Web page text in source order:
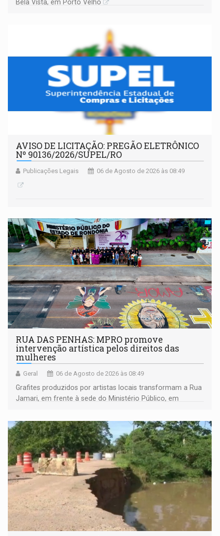
Bela Vista, em Porto Velho
AVISO DE LICITAÇÃO: PREGÃO ELETRÔNICO
Nº 90136/2026/SUPEL/RO
Publicações Legais 06 de Agosto de 2026 às 08:49
RUA DAS PENHAS: MPRO promove
intervenção artística pelos direitos das
mulheres
Geral 06 de Agosto de 2026 às 08:49
Grafites produzidos por artistas locais transformam a Rua
Jamari, em frente à sede do Ministério Público, em
da Penha e o enfrentamento à violência